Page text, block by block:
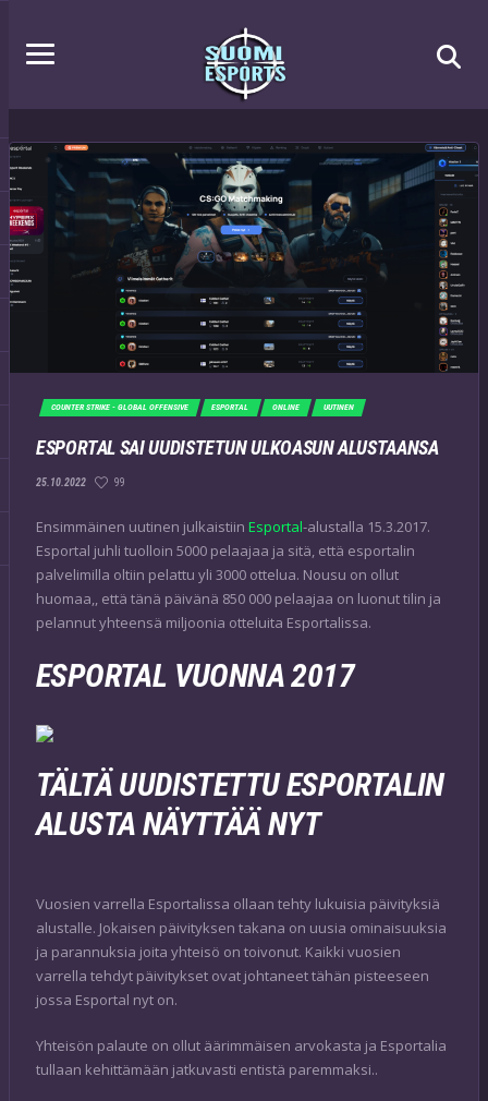
COUNTER STRIKE - GLOBAL OFFENSIVE ESPORTAL ONLINE UUTINEN
ESPORTAL SAI UUDISTETUN ULKOASUN ALUSTAANSA
25.10.2022 99
Ensimmäinen uutinen julkaistiin Esportal-alustalla 15.3.2017.
Esportal juhli tuolloin 5000 pelaajaa ja sitä, että esportalin
palvelimilla oltiin pelattu yli 3000 ottelua. Nousu on ollut
huomaa,, että tänä päivänä 850 000 pelaajaa on luonut tilin ja
pelannut yhteensä miljoonia otteluita Esportalissa.
ESPORTAL VUONNA 2017
TÄLTÄ UUDISTETTU ESPORTALIN
ALUSTA NÄYTTÄÄ NYT
Vuosien varrella Esportalissa ollaan tehty lukuisia päivityksiä
alustalle. Jokaisen päivityksen takana on uusia ominaisuuksia
ja parannuksia joita yhteisö on toivonut. Kaikki vuosien
varrella tehdyt päivitykset ovat johtaneet tähän pisteeseen
jossa Esportal nyt on.
Yhteisön palaute on ollut äärimmäisen arvokasta ja Esportalia
tullaan kehittämään jatkuvasti entistä paremmaksi..